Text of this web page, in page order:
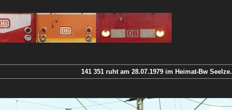
141 351 ruht am 28.07.1979 im Heimat-Bw Seelze.